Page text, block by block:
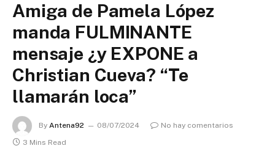
Amiga de Pamela López
manda FULMINANTE
mensaje ¿y EXPONE a
Christian Cueva? “Te
llamarán loca”
By Antena92 08/07/2024
No hay comentarios
3 Mins Read